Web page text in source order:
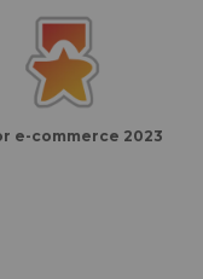
e-commerce 2023